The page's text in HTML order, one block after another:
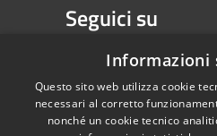
Seguici su
Facebook
Informazioni
Questo sito web utilizza cookie
necessari al corretto
nonché un cookie tecnico